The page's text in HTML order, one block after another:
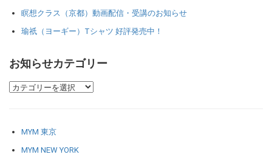
瞑想クラス（京都）動画配信・受講のお知らせ
瑜祇（ヨーギー）Tシャツ 好評発売中！
お知らせカテゴリー
MYM 東京
MYM NEW YORK